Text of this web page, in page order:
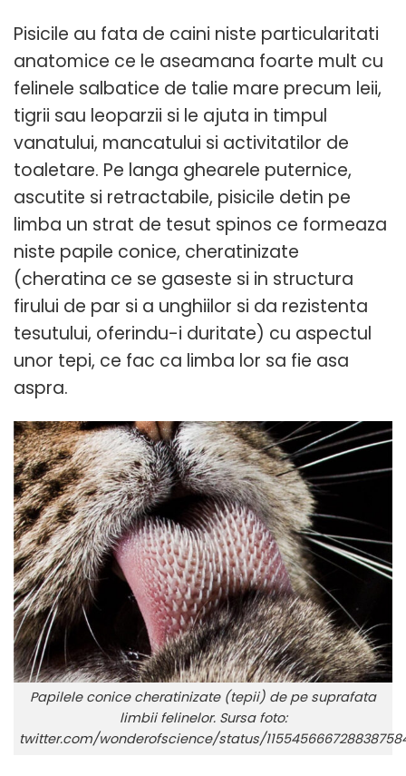
Pisicile au fata de caini niste particularitati
anatomice ce le aseamana foarte mult cu
felinele salbatice de talie mare precum leii,
tigrii sau leoparzii si le ajuta in timpul
vanatului, mancatului si activitatilor de
toaletare. Pe langa ghearele puternice,
ascutite si retractabile, pisicile detin pe
limba un strat de tesut spinos ce formeaza
niste papile conice, cheratinizate
(cheratina ce se gaseste si in structura
firului de par si a unghiilor si da rezistenta
tesutului, oferindu-i duritate) cu aspectul
unor tepi, ce fac ca limba lor sa fie asa
aspra.
Papilele conice cheratinizate (tepii) de pe suprafata
limbii felinelor. Sursa foto:
twitter.com/wonderofscience/status/